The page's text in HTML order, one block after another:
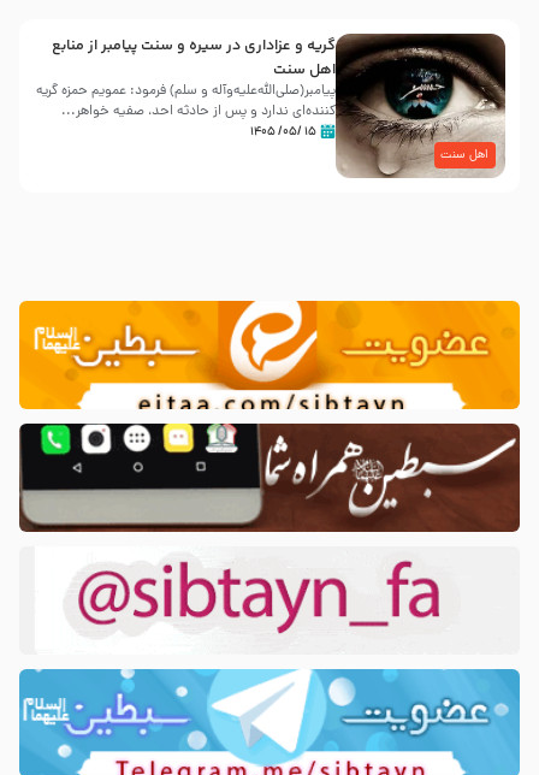
اهل سنت
گریه و عزاداری در سیره و سنت پیامبر از منابع
اهل سنت
پیامبر(صلی‌الله‌علیه‌وآله و سلم) فرمود: عمویم حمزه گریه
کننده‌ای ندارد و پس از حادثه احد، صفیه خواهر...
۱۵ /۰۵/ ۱۴۰۵